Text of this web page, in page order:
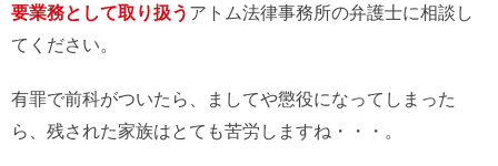
要業務として取り扱う アトム法律事務所の弁護士に相談し
てください。
有罪で前科がついたら、ましてや懲役になってしまった
ら、残された家族はとても苦労しますね・・・。